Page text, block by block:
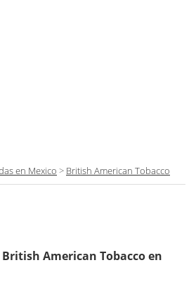
en Mexico > British American Tobacco
British American Tobaccoen